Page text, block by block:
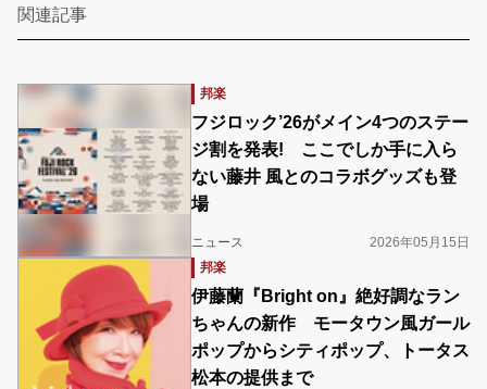
関連記事
邦楽
フジロック’26がメイン4つのステー
ジ割を発表! ここでしか手に入ら
ない藤井 風とのコラボグッズも登
場
ニュース
2026年05月15日
邦楽
伊藤蘭『Bright on』絶好調なラン
ちゃんの新作 モータウン風ガール
ポップからシティポップ、トータス
松本の提供まで